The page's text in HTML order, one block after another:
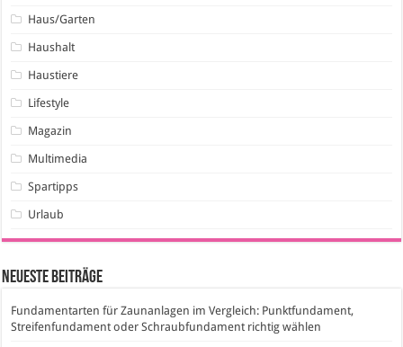
Haus/Garten
Haushalt
Haustiere
Lifestyle
Magazin
Multimedia
Spartipps
Urlaub
Neueste Beiträge
Fundamentarten für Zaunanlagen im Vergleich: Punktfundament,
Streifenfundament oder Schraubfundament richtig wählen